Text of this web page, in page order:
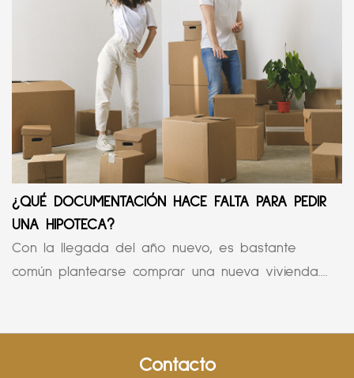
¿QUÉ DOCUMENTACIÓN HACE FALTA PARA PEDIR
UNA HIPOTECA?
Con la llegada del año nuevo, es bastante
común plantearse comprar una nueva vivienda....
Contacto